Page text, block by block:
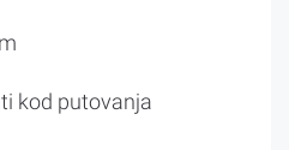
kod putovanja